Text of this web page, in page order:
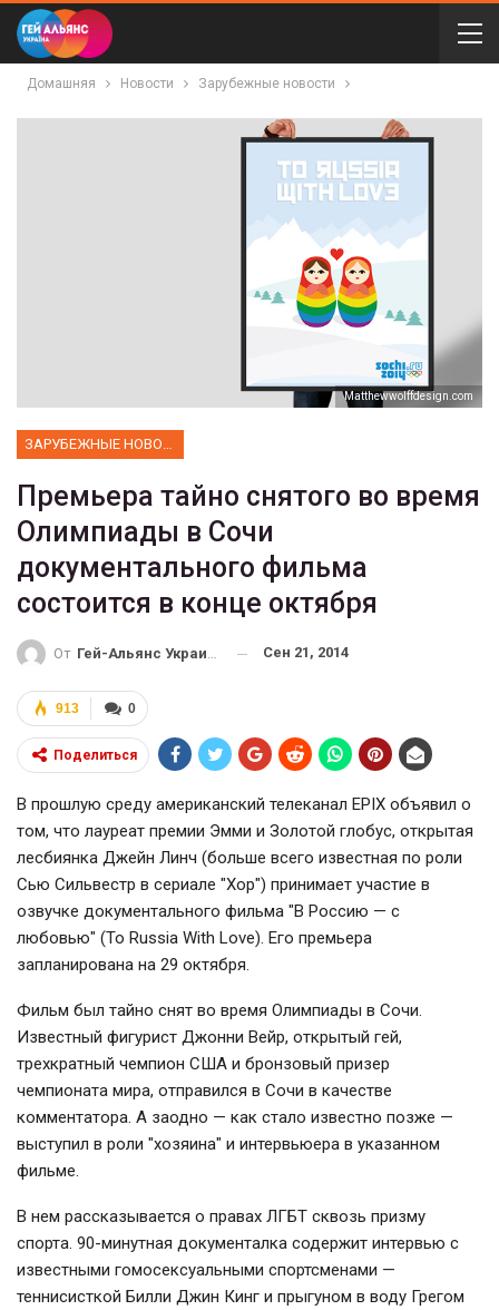
Домашняя Новости Зарубежные новости
Мatthewwolffdesign.com
ЗАРУБЕЖНЫЕ НОВОСТИ
Премьера тайно снятого во время
Олимпиады в Сочи
документального фильма
состоится в конце октября
От Гей-Альянс Украина Сен 21, 2014
0
913
Поделиться
В прошлую среду американский телеканал EPIX объявил о
том, что лауреат премии Эмми и Золотой глобус, открытая
лесбиянка Джейн Линч (больше всего известная по роли
Сью Сильвестр в сериале "Хор") принимает участие в
озвучке документального фильма "В Россию — с
любовью" (To Russia With Love). Его премьера
запланирована на 29 октября.
Фильм был тайно снят во время Олимпиады в Сочи.
Известный фигурист Джонни Вейр, открытый гей,
трехкратный чемпион США и бронзовый призер
чемпионата мира, отправился в Сочи в качестве
комментатора. А заодно — как стало известно позже —
выступил в роли "хозяина" и интервьюера в указанном
фильме.
В нем рассказывается о правах ЛГБТ сквозь призму
спорта. 90-минутная документалка содержит интервью с
известными гомосексуальными спортсменами —
теннисисткой Билли Джин Кинг и прыгуном в воду Грегом